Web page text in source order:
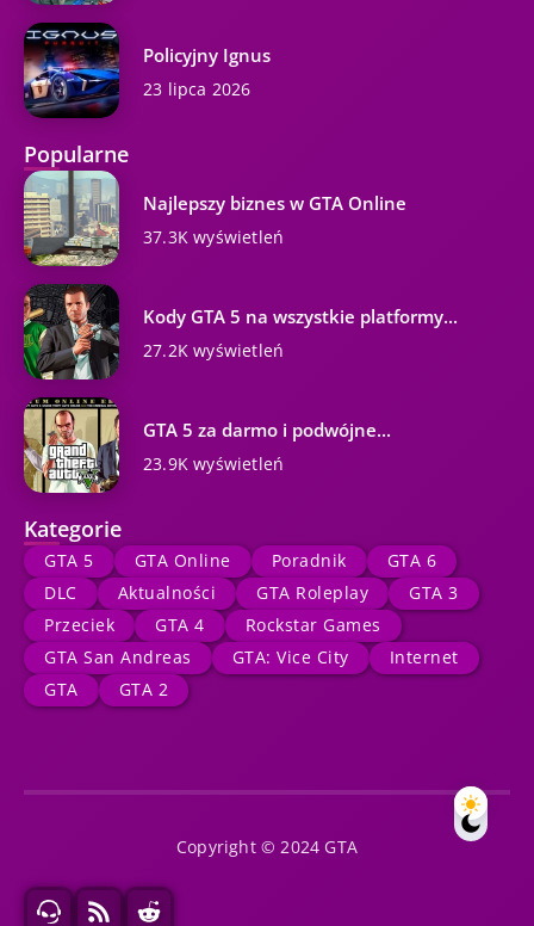
Policyjny Ignus
23 lipca 2026
Popularne
Najlepszy biznes w GTA Online
37.3K wyświetleń
Kody GTA 5 na wszystkie platformy...
27.2K wyświetleń
GTA 5 za darmo i podwójne...
23.9K wyświetleń
Kategorie
GTA 5 GTA Online Poradnik
GTA 6
DLC
Aktualności GTA Roleplay
GTA 3
Przeciek
GTA 4
Rockstar Games
GTA San Andreas
GTA: Vice City
Internet
GTA
GTA 2
Copyright © 2024 GTA